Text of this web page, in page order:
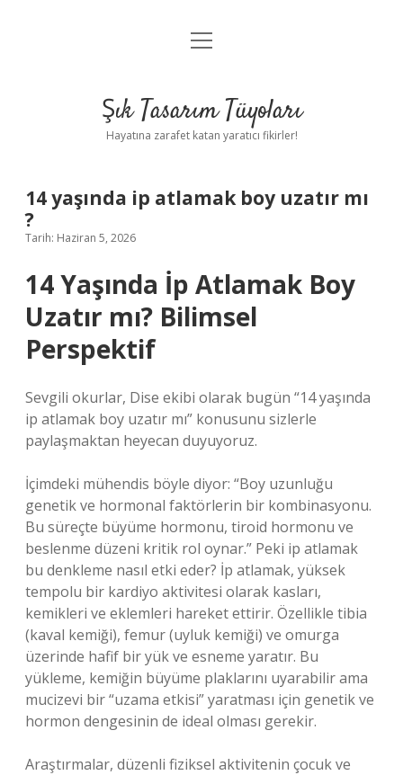
Anasayfa
Yasal Uyarı
menüyü
Şık Tasarım Tüyoları
Hayatına zarafet katan yaratıcı fikirler!
14 yaşında ip atlamak boy uzatır mı
?
Tarih: Haziran 5, 2026
14 Yaşında İp Atlamak Boy
Uzatır mı? Bilimsel
Perspektif
Sevgili okurlar, Dise ekibi olarak bugün “14 yaşında
ip atlamak boy uzatır mı” konusunu sizlerle
paylaşmaktan heyecan duyuyoruz.
İçimdeki mühendis böyle diyor: “Boy uzunluğu
genetik ve hormonal faktörlerin bir kombinasyonu.
Bu süreçte büyüme hormonu, tiroid hormonu ve
beslenme düzeni kritik rol oynar.” Peki ip atlamak
bu denkleme nasıl etki eder? İp atlamak, yüksek
tempolu bir kardiyo aktivitesi olarak kasları,
kemikleri ve eklemleri hareket ettirir. Özellikle tibia
(kaval kemiği), femur (uyluk kemiği) ve omurga
üzerinde hafif bir yük ve esneme yaratır. Bu
yükleme, kemiğin büyüme plaklarını uyarabilir ama
mucizevi bir “uzama etkisi” yaratması için genetik ve
hormon dengesinin de ideal olması gerekir.
Araştırmalar, düzenli fiziksel aktivitenin çocuk ve